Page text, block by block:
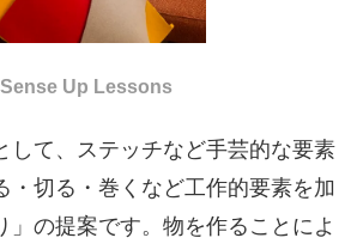
Sense Up Lessons
して、ステッチなど手芸的な要素
・切る・巻くなど工作的要素を加
」の提案です。物を作ることによ